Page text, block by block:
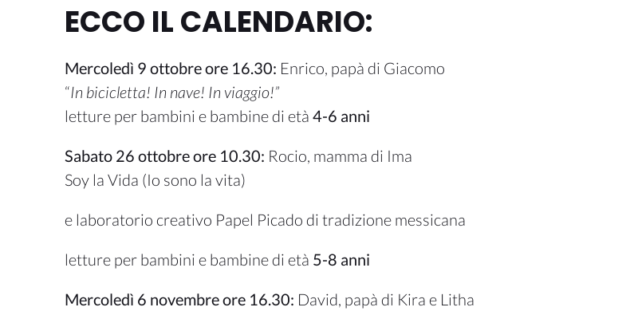
ECCO IL CALENDARIO:
Mercoledì 9 ottobre ore 16.30: Enrico, papà di Giacomo
“In bicicletta! In nave! In viaggio!”
letture per bambini e bambine di età 4-6 anni
Sabato 26 ottobre ore 10.30: Rocio, mamma di Ima
Soy la Vida (Io sono la vita)
e laboratorio creativo Papel Picado di tradizione messicana
letture per bambini e bambine di età 5-8 anni
Mercoledì 6 novembre ore 16.30: David, papà di Kira e Litha